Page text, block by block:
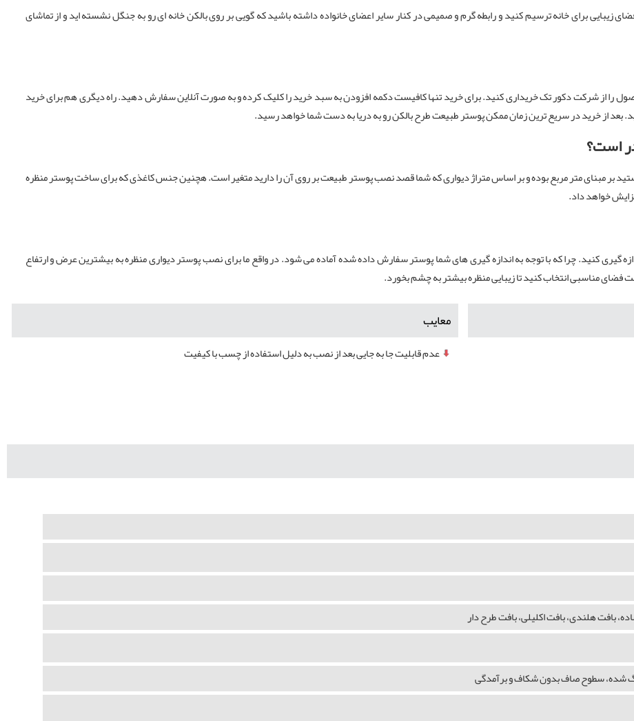
زیبایی برای خانه ترسیم کنید و رابطه گرم و صمیمی در کنار سایر اعضای خانواده داشته باشید که گویی بر روی بالکن خانه ای رو به جنگل نشسته اید و از تماشای
را از شرکت دکور تک خریداری کنید. برای خرید تنها کافیست دکمه افزودن به سبد خرید را کلیک کرده و به صورت آنلاین سفارش دهید. راه دیگری هم برای خرید
بعد از خرید در سریع ترین زمان ممکن پوستر طبیعت طرح بالکن رو به دریا به دست شما خواهد رسید.
است؟
مبنای متر مربع بوده و بر اساس متراژ دیواری که شما قصد نصب پوستر طبیعت بر روی آن را دارید متغیر است. هچنین جنس کاغذی که برای ساخت پوستر منظره
خواهد داد.
گیری کنید. چرا که با توجه به اندازه گیری های شما پوستر سفارش داده شده آماده می شود. در واقع ما برای نصب پوستر دیواری منظره به بیشترین عرض و ارتفاع
فضای مناسبی انتخاب کنید تا زیبایی منظره بیشتر به چشم بخورد.
معایب
عدم قابلیت جا به جایی بعد از نصب به دلیل استفاده از چسب با کیفیت
بافت هلندی، بافت اکلیلی، بافت طرح دار
شده، سطوح صاف بدون شکاف و برآمدگی